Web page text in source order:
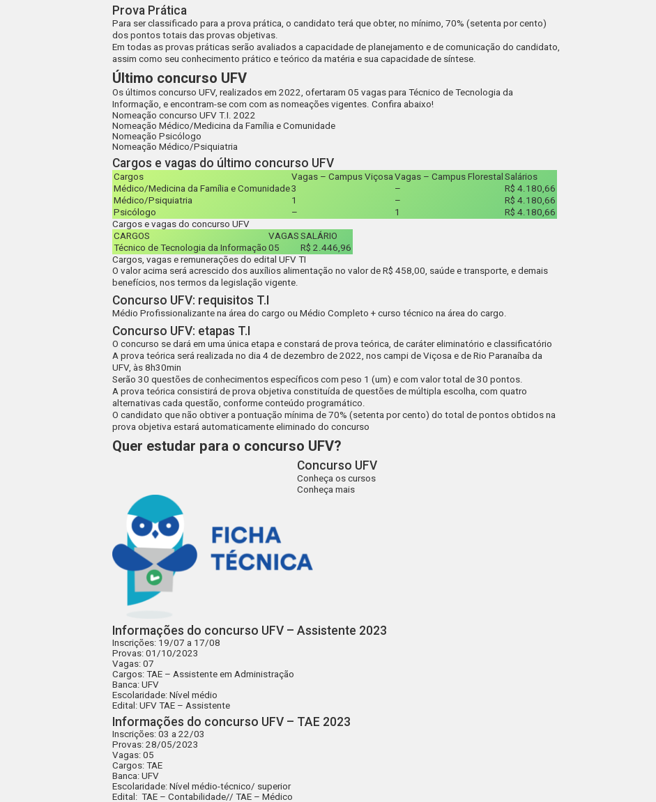
Prova Prática
Para ser classificado para a prova prática, o candidato terá que obter, no mínimo, 70% (setenta por cento)
dos pontos totais das provas objetivas.
Em todas as provas práticas serão avaliados a capacidade de planejamento e de comunicação do candidato,
assim como seu conhecimento prático e teórico da matéria e sua capacidade de síntese.
Último concurso UFV
Os últimos concurso UFV, realizados em 2022, ofertaram 05 vagas para Técnico de Tecnologia da
Informação, e encontram-se com com as nomeações vigentes. Confira abaixo!
Nomeação concurso UFV T.I. 2022
Nomeação Médico/Medicina da Família e Comunidade
Nomeação Psicólogo
Nomeação Médico/Psiquiatria
Cargos e vagas do último concurso UFV
Cargos Vagas – Campus ViçosaVagas – Campus Florestal Salários
Médico/Medicina da Família e Comunidade3 –
R$ 4.180,66
Médico/Psiquiatria
1 –
R$ 4.180,66
Psicólogo
– 1
R$ 4.180,66
Cargos e vagas do concurso UFV
CARGOS
VAGAS SALÁRIO
Técnico de Tecnologia da Informação 05
R$ 2.446,96
Cargos, vagas e remunerações do edital UFV TI
O valor acima será acrescido dos auxílios alimentação no valor de R$ 458,00, saúde e transporte, e demais
benefícios, nos termos da legislação vigente.
Concurso UFV: requisitos T.I
Médio Profissionalizante na área do cargo ou Médio Completo + curso técnico na área do cargo.
Concurso UFV: etapas T.I
O concurso se dará em uma única etapa e constará de prova teórica, de caráter eliminatório e classificatório
A prova teórica será realizada no dia 4 de dezembro de 2022, nos campi de Viçosa e de Rio Paranaíba da
UFV, às 8h30min
Serão 30 questões de conhecimentos específicos com peso 1 (um) e com valor total de 30 pontos.
A prova teórica consistirá de prova objetiva constituída de questões de múltipla escolha, com quatro
alternativas cada questão, conforme conteúdo programático.
O candidato que não obtiver a pontuação mínima de 70% (setenta por cento) do total de pontos obtidos na
prova objetiva estará automaticamente eliminado do concurso
Quer estudar para o concurso UFV?
Concurso UFV
Conheça os cursos
Conheça mais
Informações do concurso UFV – Assistente 2023
Inscrições: 19/07 a 17/08
Provas: 01/10/2023
Vagas: 07
Cargos: TAE – Assistente em Administração
Banca: UFV
Escolaridade: Nível médio
Edital:UFV TAE – Assistente
Informações do concurso UFV – TAE 2023
Inscrições: 03 a 22/03
Provas: 28/05/2023
Vagas: 05
Cargos: TAE
Banca: UFV
Escolaridade: Nível médio-técnico/ superior
Edital :TAE – Contabilidade//TAE – Médico